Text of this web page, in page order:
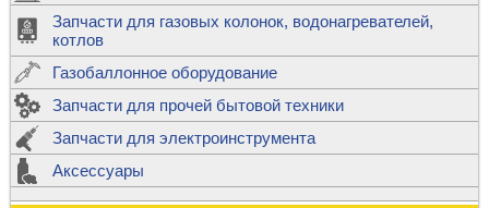
Запчасти для газовых колонок, водонагревателей,
котлов
Газобаллонное оборудование
Запчасти для прочей бытовой техники
Запчасти для электроинструмента
Аксессуары